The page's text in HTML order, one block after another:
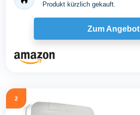
Produkt kürzlich gekauft.
Zum Angebot
2